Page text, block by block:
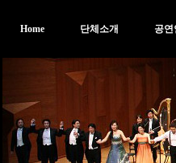
Home 단체소개 공연